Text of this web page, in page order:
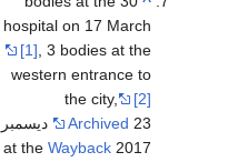
hospital on 17 March
[1], 3 bodies at the
western entrance to
the city,
[2]
Archived
23 ديسمبر
2017 at the
Wayback